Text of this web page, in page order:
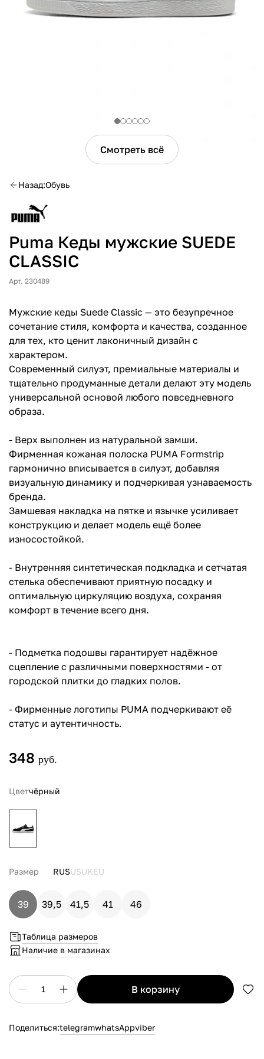
Смотреть всё
Назад Обувь
Puma Кеды мужские SUEDE
CLASSIC
Арт. 230489
Мужские кеды Suede Classic — это безупречное
сочетание стиля, комфорта и качества, созданное
для тех, кто ценит лаконичный дизайн с
характером.
Современный силуэт, премиальные материалы и
тщательно продуманные детали делают эту модель
универсальной основой любого повседневного
образа.
- Верх выполнен из натуральной замши.
Фирменная кожаная полоска PUMA Formstrip
гармонично вписывается в силуэт, добавляя
визуальную динамику и подчеркивая узнаваемость
бренда.
Замшевая накладка на пятке и язычке усиливает
конструкцию и делает модель ещё более
износостойкой.
- Внутренняя синтетическая подкладка и сетчатая
стелька обеспечивают приятную посадку и
оптимальную циркуляцию воздуха, сохраняя
комфорт в течение всего дня.
- Подметка подошвы гарантирует надёжное
сцепление с различными поверхностями - от
городской плитки до гладких полов.
- Фирменные логотипы PUMA подчеркивают её
статус и аутентичность.
348 руб.
Цветчёрный
Размер RUSUSUKEU
39 39,5 41,5 41 46
Таблица размеров
Наличие в магазинах
1 в корзину
Поделиться:telegramwhatsAppviber